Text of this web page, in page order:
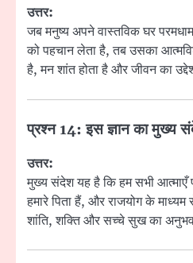
उत्तर:
जब मनुष्य अपने वास्तविक घर
को पहचान लेता है, तब उसका
है, मन शांत होता है और जीवन का
प्रश्न 14: इस ज्ञान का मुख्य
उत्तर:
मुख्य संदेश यह है कि हम सभी आत्माएँ
हमारे पिता हैं, और राजयोग के
शांति, शक्ति और सच्चे सुख का